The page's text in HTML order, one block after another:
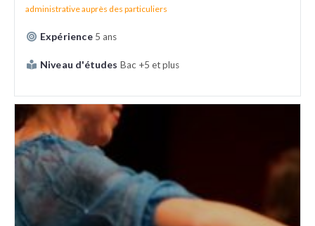
administrative auprès des particuliers
Expérience 5 ans
Niveau d'études Bac +5 et plus